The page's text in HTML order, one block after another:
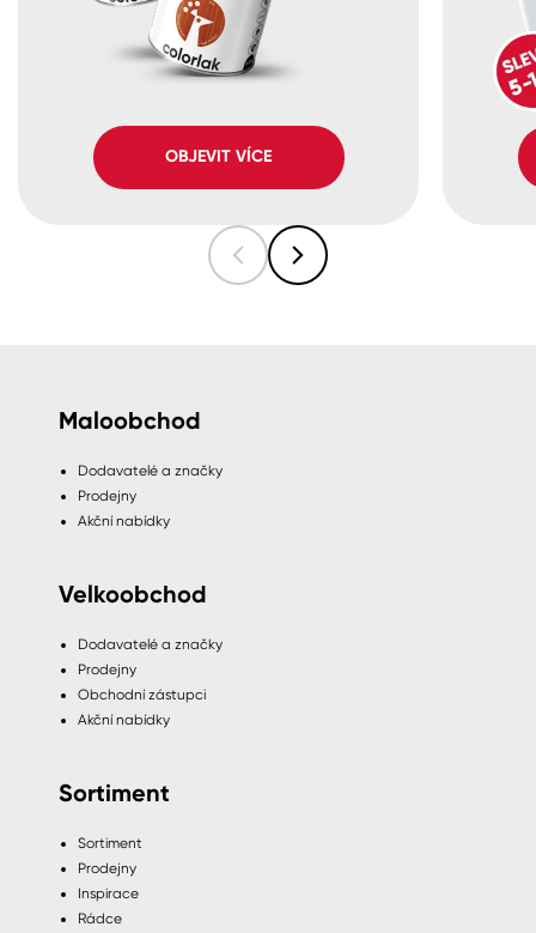
OBJEVIT VÍCE
Maloobchod
Dodavatelé a značky
Prodejny
Akční nabídky
Velkoobchod
Dodavatelé a značky
Prodejny
Obchodní zástupci
Akční nabídky
Sortiment
Sortiment
Prodejny
Inspirace
Rádce